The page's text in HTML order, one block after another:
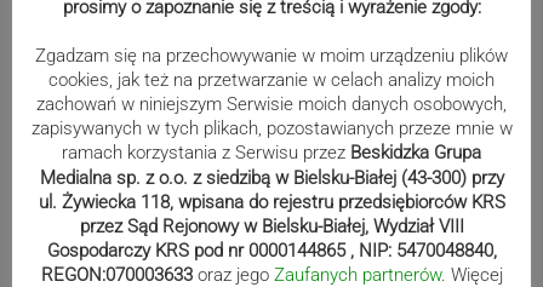
prosimy o zapoznanie się z treścią i wyrażenie zgody:
Zgadzam się na przechowywanie w moim urządzeniu plików
cookies, jak też na przetwarzanie w celach analizy moich
zachowań w niniejszym Serwisie moich danych osobowych,
zapisywanych w tych plikach, pozostawianych przeze mnie w
ramach korzystania z Serwisu przez Beskidzka Grupa
Medialna sp. z o.o. z siedzibą w Bielsku-Białej (43-300) przy
ul. Żywiecka 118, wpisana do rejestru przedsiębiorców KRS
przez Sąd Rejonowy w Bielsku-Białej, Wydział VIII
Gospodarczy KRS pod nr 0000144865 , NIP: 5470048840,
REGON:070003633 oraz jego Zaufanych partnerów. Więcej